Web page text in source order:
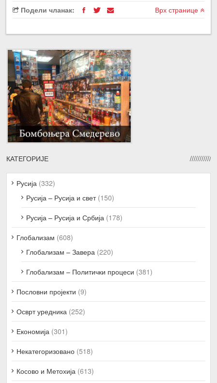
Подели чланак: Врх странице
КАТЕГОРИЈЕ
Русија (332)
Русија – Русија и свет(150)
Русија – Русија и Србија (178)
Глобализам (608)
Глобализам – Завера (220)
Глобализам – Политички процеси (381)
Пословни пројекти (9)
Осврт уредника (252)
Економија (301)
Некатегоризовано (518)
Косово и Метохија (613)